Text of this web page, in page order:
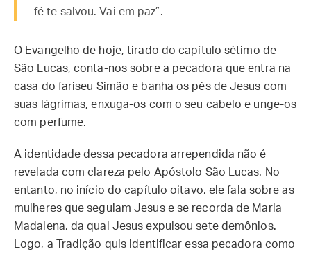
fé te salvou. Vai em paz”.
O Evangelho de hoje, tirado do capítulo sétimo de
São Lucas, conta-nos sobre a pecadora que entra na
casa do fariseu Simão e banha os pés de Jesus com
suas lágrimas, enxuga-os com o seu cabelo e unge-os
com perfume.
A identidade dessa pecadora arrependida não é
revelada com clareza pelo Apóstolo São Lucas. No
entanto, no início do capítulo oitavo, ele fala sobre as
mulheres que seguiam Jesus e se recorda de Maria
Madalena, da qual Jesus expulsou sete demônios.
Logo, a Tradição quis identificar essa pecadora como